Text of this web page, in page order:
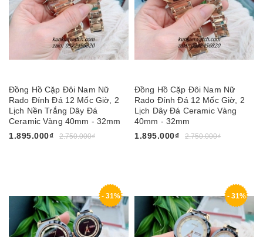
Đồng Hồ Cặp Đôi Nam Nữ
Rado Đính Đá 12 Mốc Giờ, 2
Lịch Nền Trắng Dây Đá
Ceramic Vàng 40mm - 32mm
1.895.000₫
2.750.000₫
Đồng Hồ Cặp Đôi Nam Nữ
Rado Đính Đá 12 Mốc Giờ, 2
Lịch Dây Đá Ceramic Vàng
40mm - 32mm
1.895.000₫
2.750.000₫
- 31% - 31%